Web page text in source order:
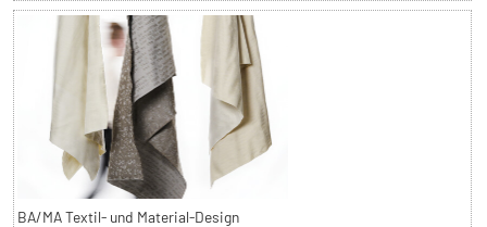
BA/MA Textil- und Material-Design